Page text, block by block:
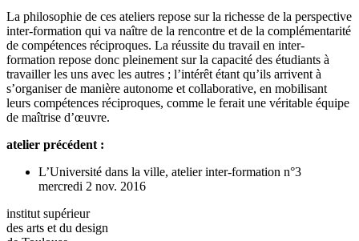
La philosophie de ces ateliers repose sur la richesse de la perspective
inter-formation qui va naître de la rencontre et de la complémentarité
de compétences réciproques. La réussite du travail en inter-
formation repose donc pleinement sur la capacité des étudiants à
travailler les uns avec les autres ; l’intérêt étant qu’ils arrivent à
s’organiser de manière autonome et collaborative, en mobilisant
leurs compétences réciproques, comme le ferait une véritable équipe
de maîtrise d’œuvre.
atelier précédent :
L’Université dans la ville, atelier inter-formation n°3
mercredi 2 nov. 2016
institut supérieur
des arts et du design